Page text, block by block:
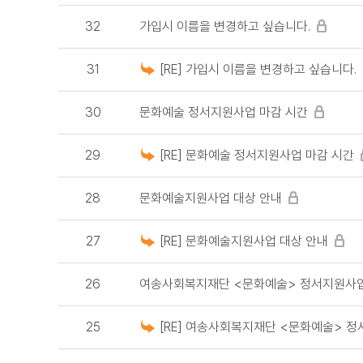
32 가입시 이름을 변경하고 싶습니다.
31 [RE] 가입시 이름을 변경하고 싶습니다.
30 문화예술 정서지원사업 마감 시간
29 [RE] 문화예술 정서지원사업 마감 시간
28 문화예술지원사업 대상 안내
27 [RE] 문화예술지원사업 대상 안내
26 여송사회복지재단 <문화예술> 정서지원사
25 [RE] 여송사회복지재단 <문화예술> 정